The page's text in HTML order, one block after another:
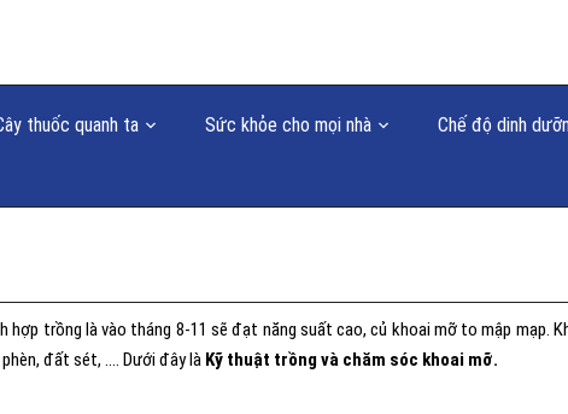
thuốc quanh ta Sức khỏe cho mọi nhà
Chế độ dinh
trồng là vào tháng 8-11 sẽ đạt năng suất cao, củ khoai mỡ to mập mạp.
đất sét, …. Dưới đây là Kỹ thuật trồng và chăm sóc khoai mỡ.